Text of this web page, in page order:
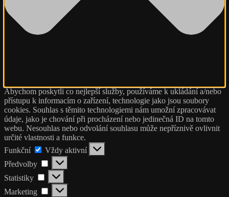
Abychom poskytli co nejlepší služby, používáme k ukládání a/nebo
přístupu k informacím o zařízení, technologie jako jsou soubory
cookies. Souhlas s těmito technologiemi nám umožní zpracovávat
údaje, jako je chování při procházení nebo jedinečná ID na tomto
webu. Nesouhlas nebo odvolání souhlasu může nepříznivě ovlivnit
určité vlastnosti a funkce.
Funkční
Funkční
Vždy aktivní
Předvolby
Předvolby
Statistiky Statistiky
Marketing Marketing